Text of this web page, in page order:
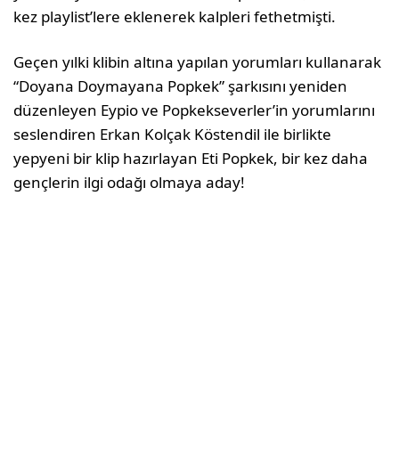
kez playlist’lere eklenerek kalpleri fethetmişti.
Geçen yılki klibin altına yapılan yorumları kullanarak
“Doyana Doymayana Popkek” şarkısını yeniden
düzenleyen Eypio ve Popkekseverler’in yorumlarını
seslendiren Erkan Kolçak Köstendil ile birlikte
yepyeni bir klip hazırlayan Eti Popkek, bir kez daha
gençlerin ilgi odağı olmaya aday!